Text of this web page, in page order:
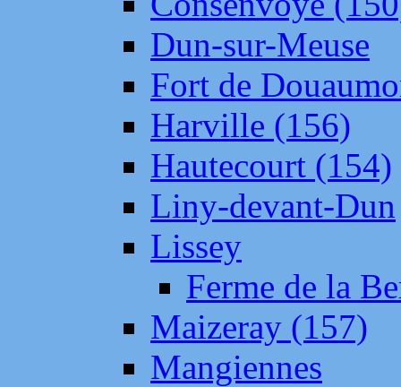
Dun-sur-Meuse
Fort de
Harville (156)
Hautecourt (154)
Liny-devant-Dun
Lissey
Ferme de la
Maizeray (157)
Mangiennes